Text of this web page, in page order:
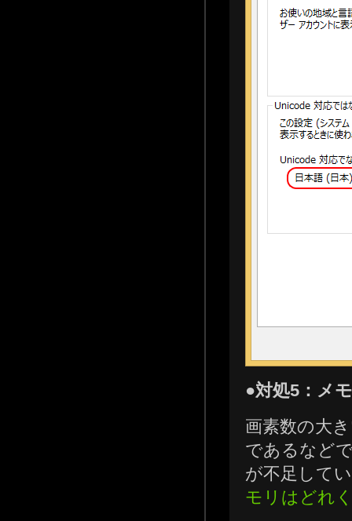
●対処5：メ
画素数の大
であるなど
が不足して
モリはどれ